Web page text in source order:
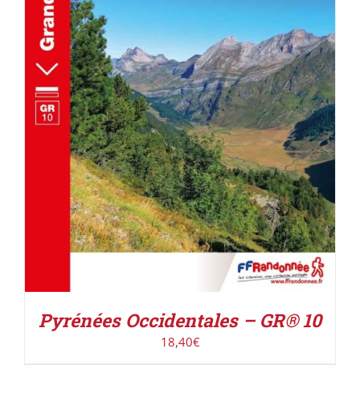
ACHETER LE PRODUIT / DÉTAILS
Pyrénées Occidentales – GR® 10
18,40€